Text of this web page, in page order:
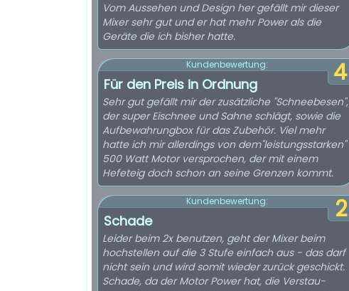
Vom Aussehen und Design her gefällt mir dieser
Mixer sehr gut und er hat mehr Power als die
Geräte die ich bisher hatte.
4
Kundenbewertung:
Für den Preis in Ordnung
Sehr gut gefällt mir der zusätzliche "Schneebesen",
der super Eischnee und Sahne schlägt, sowie die
Aufbewahrungbox für das Zubehör. Viel mehr
hatte ich mir allerdings von dem"leistungsstarken"
500 Watt Motor versprochen, der mit einem
Hefeteig doch schon an seine Grenzen kommt.
2
Kundenbewertung:
Schade
Leider beim 2x benutzen, geht der Mixer beim
hochstellen auf die 3 Stufe einfach aus - das darf
nicht sein und wird somit wieder zurück geschickt.
Schade, da der Motor Power hat, die Verstau-